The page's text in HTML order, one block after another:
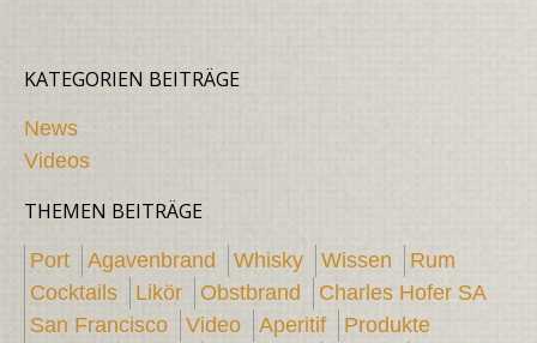
KATEGORIEN BEITRÄGE
News
Videos
THEMEN BEITRÄGE
Port Agavenbrand Whisky Wissen
Rum
Cocktails
Likör Obstbrand
Charles Hofer SA
San Francisco
Video Aperitif
Produkte